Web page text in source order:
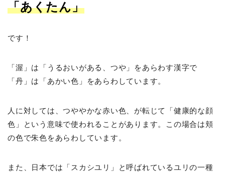
「あくたん」
です！
「渥」は「うるおいがある、つや」をあらわす漢字で
「丹」は「あかい色」をあらわしています。
人に対しては、つややかな赤い色、が転じて「健康的な顔
色」という意味で使われることがあります。この場合は頬
の色で朱色をあらわしています。
また、日本では「スカシユリ」と呼ばれているユリの一種